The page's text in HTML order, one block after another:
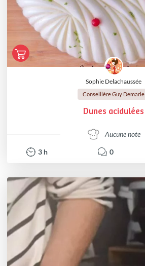
Sophie Delachaussée
Conseillère Guy Demarle
Dunes acidulées
Aucune note
3 h 0